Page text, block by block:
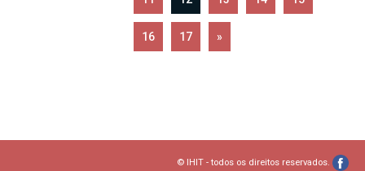
16 17 »
© IHIT - todos os direitos reservados.